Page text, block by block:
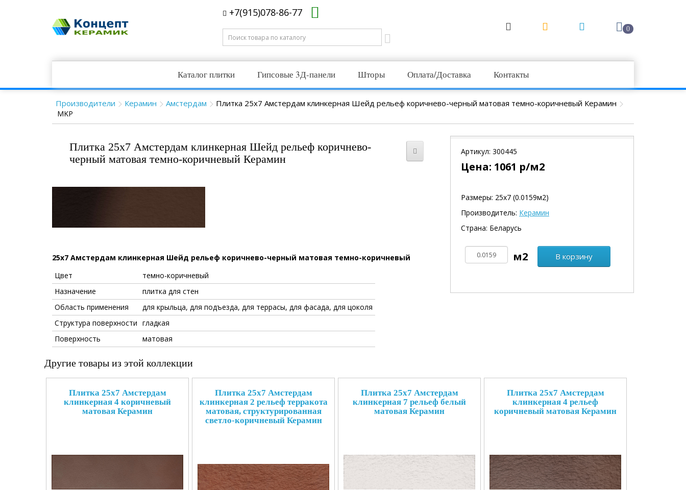
+7(915)078-86-77
0
Каталог плитки Гипсовые 3Д-панели Шторы Оплата/Доставка Контакты
Производители Керамин Амстердам Плитка 25x7 Амстердам клинкерная Шейд рельеф коричнево-черный матовая темно-коричневый Керамин
MKP
Плитка 25x7 Амстердам клинкерная Шейд рельеф коричнево-
черный матовая темно-коричневый Керамин
25x7 Амстердам клинкерная Шейд рельеф коричнево-черный матовая темно-коричневый
Цвет
темно-коричневый
Назначение
плитка для стен
Область применения
для крыльца, для подъезда, для террасы, для фасада, для цоколя
Структура поверхности гладкая
Поверхность
матовая
Артикул: 300445
Цена: 1061 р/м2
Размеры: 25х7 (0.0159м2)
Производитель: Керамин
Страна: Беларусь
В корзину
Другие товары из этой коллекции
Плитка 25x7 Амстердам
клинкерная 4 коричневый
матовая Керамин
Плитка 25x7 Амстердам
клинкерная 2 рельеф терракота
матовая, структурированная
светло-коричневый Керамин
Плитка 25x7 Амстердам
клинкерная 7 рельеф белый
матовая Керамин
Плитка 25x7 Амстердам
клинкерная 4 рельеф
коричневый матовая Керамин